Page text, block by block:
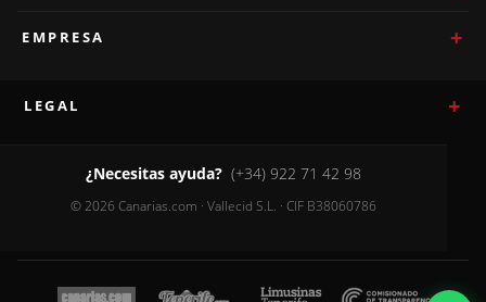
EMPRESA
LEGAL
¿Necesitas ayuda? (+34) 922 71 42 98
© 2026 Canarias.com · Vallecid S.L. · CIF B38060786